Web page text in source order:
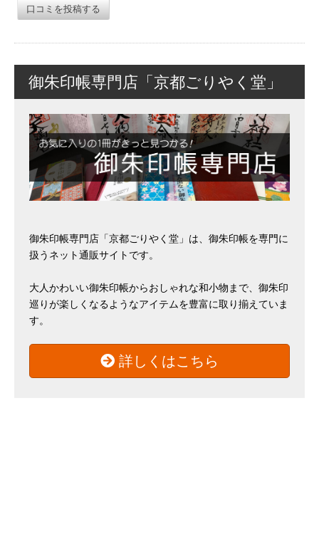
口コミを投稿する
御朱印帳専門店「京都ごりやく堂」
御朱印帳専門店「京都ごりやく堂」は、御朱印帳を専門に
扱うネット通販サイトです。
大人かわいい御朱印帳からおしゃれな和小物まで、御朱印
巡りが楽しくなるようなアイテムを豊富に取り揃えていま
す。
詳しくはこちら